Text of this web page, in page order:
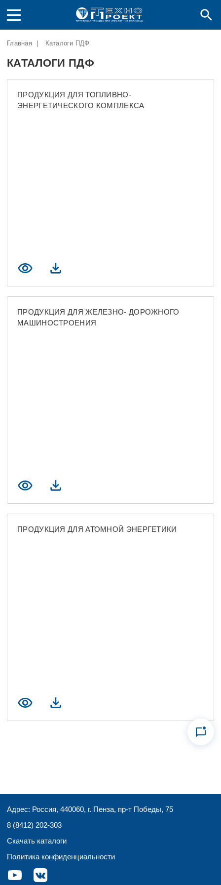
Главная Каталоги ПДФ
КАТАЛОГИ ПДФ
ПРОДУКЦИЯ ДЛЯ ТОПЛИВНО-
ЭНЕРГЕТИЧЕСКОГО КОМПЛЕКСА
ПРОДУКЦИЯ ДЛЯ ЖЕЛЕЗНО- ДОРОЖНОГО
МАШИНОСТРОЕНИЯ
ПРОДУКЦИЯ ДЛЯ АТОМНОЙ ЭНЕРГЕТИКИ
Адрес: Россия, 440060, г. Пенза, пр-т Победы, 75
8 (8412) 202-303
Скачать каталоги
Политика конфиденциальности